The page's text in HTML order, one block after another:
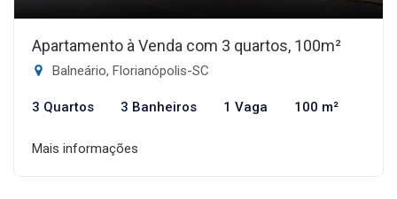
Apartamento à Venda com 3 quartos, 100m²
Balneário, Florianópolis-SC
3 Quartos 3 Banheiros 1 Vaga 100 m²
Mais informações